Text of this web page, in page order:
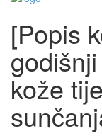
[Popis
kože